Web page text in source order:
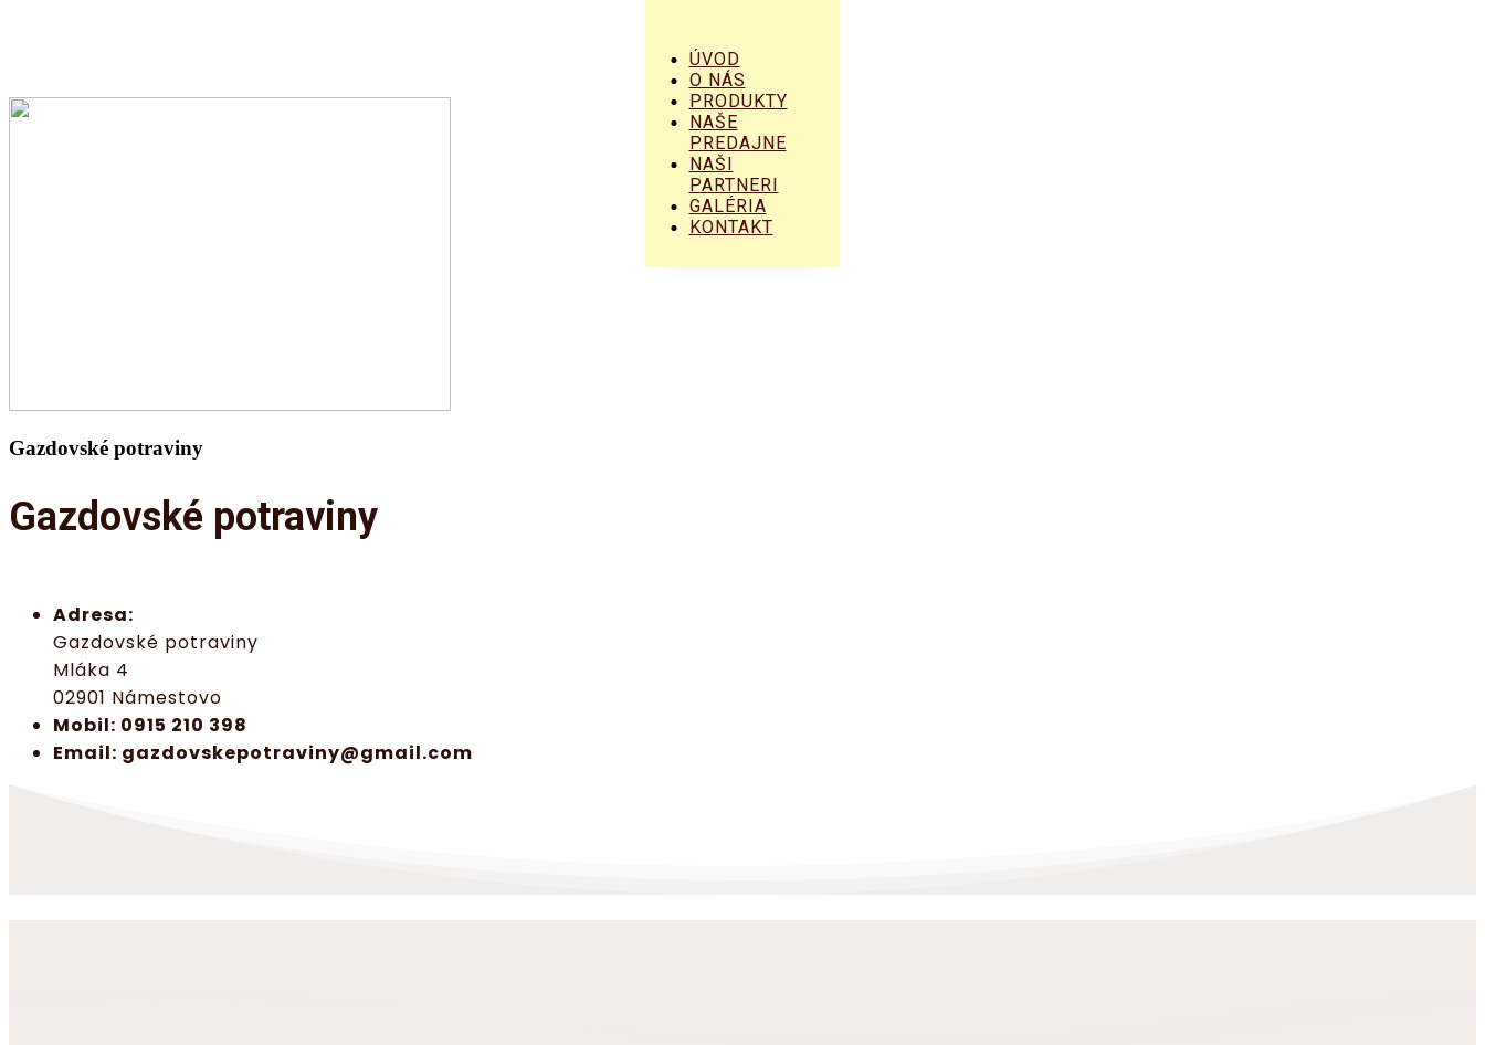
ÚVOD
O NÁS
PRODUKTY
NAŠE
PREDAJNE
NAŠI
PARTNERI
GALÉRIA
KONTAKT
Gazdovské potraviny
Gazdovské potraviny
Adresa:
Gazdovské potraviny
Mláka 4
02901 Námestovo
Mobil: 0915 210 398
Email: gazdovskepotraviny@gmail.com